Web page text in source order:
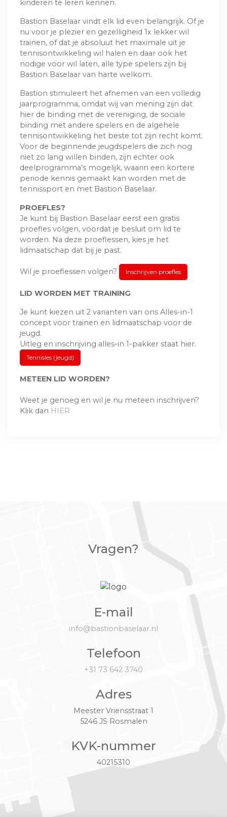
kinderen te leren kennen.
Bastion Baselaar vindt elk lid even belangrijk. Of je
nu voor je plezier en gezelligheid 1x lekker wil
trainen, of dat je absoluut het maximale uit je
tennisontwikkeling wil halen en daar ook het
nodige voor wil laten, alle type spelers zijn bij
Bastion Baselaar van harte welkom.
Bastion stimuleert het afnemen van een volledig
jaarprogramma, omdat wij van mening zijn dat
hier de binding met de vereniging, de sociale
binding met andere spelers en de algehele
tennisontwikkeling het beste tot zijn recht komt.
Voor de beginnende jeugdspelers die zich nog
niet zo lang willen binden, zijn echter ook
deelprogramma’s mogelijk, waarin een kortere
periode kennis gemaakt kan worden met de
tennissport en met Bastion Baselaar.
PROEFLES?
Je kunt bij Bastion Baselaar eerst een gratis
proefles volgen, voordat je besluit om lid te
worden. Na deze proeflessen, kies je het
lidmaatschap dat bij je past.
Wil je proeflessen volgen? Inschrijven proefles
LID WORDEN MET TRAINING
Je kunt kiezen uit 2 varianten van ons Alles-in-1
concept voor trainen en lidmaatschap voor de
jeugd.
Uitleg en inschrijving alles-in 1-pakker staat hier.
Tennisles (jeugd)
METEEN LID WORDEN?
Weet je genoeg en wil je nu meteen inschrijven?
Klik dan HIER
Vragen?
E-mail
info@bastionbaselaar.nl
Telefoon
+31 73 642 3740
Adres
Meester Vriensstraat 1
5246 JS Rosmalen
KVK-nummer
40215310